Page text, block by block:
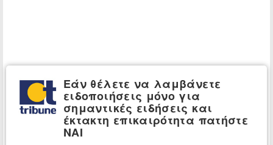
Εάν θέλετε να λαμβάνετε
ειδοποιήσεις μόνο για
σημαντικές ειδήσεις και
έκτακτη επικαιρότητα πατήστε
ΝΑΙ